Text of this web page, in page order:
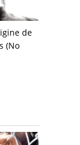
de
(No